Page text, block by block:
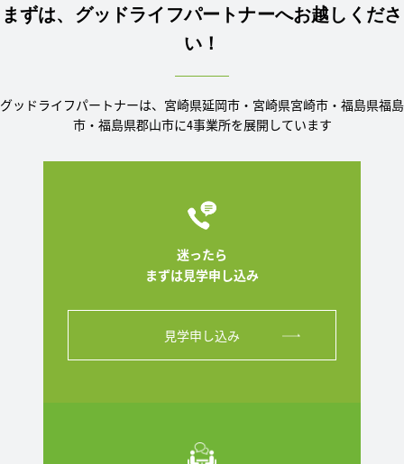
まずは、グッドライフパートナーへお越しくださ
い！
グッドライフパートナーは、宮崎県延岡市・宮崎県宮崎市・福島県福島
市・福島県郡山市に4事業所を展開しています
迷ったら
まずは見学申し込み
見学申し込み